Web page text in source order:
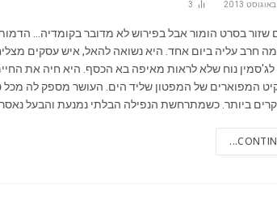
3
חרב עליה ביום אחד. היא נשואה להאל, איש עסקים
לג'סמין נוח שלא לראות מאיפה בא הכסף. היא חיה את
המפוארים של המפטון שליד הים. העושר מספק לה מכל
ביותר. כשמתרחשת הנפילה הבלתי נמנעת והבעל